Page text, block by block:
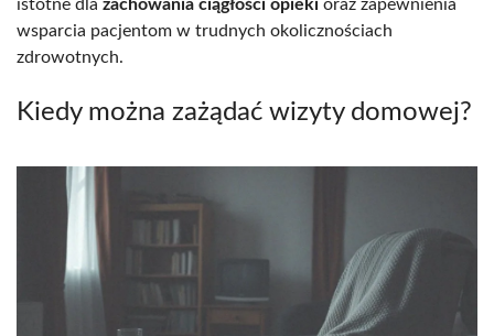
istotne dla zachowania ciągłości opieki oraz zapewnienia
wsparcia pacjentom w trudnych okolicznościach
zdrowotnych.
Kiedy można zażądać wizyty domowej?